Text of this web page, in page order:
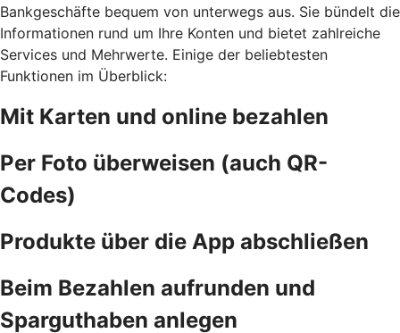
Bankgeschäfte bequem von unterwegs aus. Sie bündelt die
Informationen rund um Ihre Konten und bietet zahlreiche
Services und Mehrwerte. Einige der beliebtesten
Funktionen im Überblick:
Mit Karten und online bezahlen
Per Foto überweisen (auch QR-
Codes)
Produkte über die App abschließen
Beim Bezahlen aufrunden und
Sparguthaben anlegen